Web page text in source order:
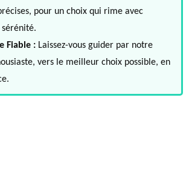
pour un choix qui rime avec
Fiable : Laissez-vous guider par notre
vers le meilleur choix possible, en